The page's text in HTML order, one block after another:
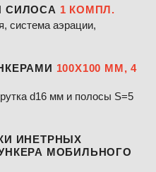
СИЛОСА 1 КОМПЛ.
система аэрации,
100Х100 ММ, 4
d16 мм и полосы S=5
ИНЕТРНЫХ
МОБИЛЬНОГО